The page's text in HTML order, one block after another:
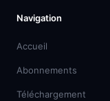
Navigation
Accueil
Abonnements
Téléchargement